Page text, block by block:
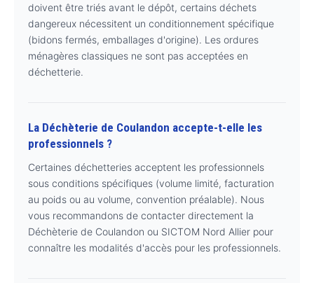
doivent être triés avant le dépôt, certains déchets
dangereux nécessitent un conditionnement spécifique
(bidons fermés, emballages d'origine). Les ordures
ménagères classiques ne sont pas acceptées en
déchetterie.
La Déchèterie de Coulandon accepte-t-elle les
professionnels ?
Certaines déchetteries acceptent les professionnels
sous conditions spécifiques (volume limité, facturation
au poids ou au volume, convention préalable). Nous
vous recommandons de contacter directement la
Déchèterie de Coulandon ou SICTOM Nord Allier pour
connaître les modalités d'accès pour les professionnels.